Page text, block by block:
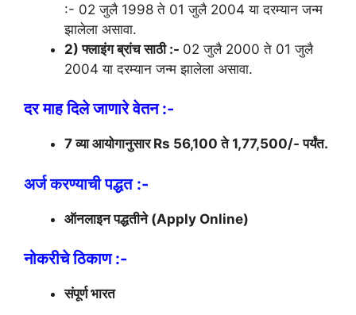
:- 02 जुलै 1998 ते 01 जुलै 2004 या दरम्यान जन्म
झालेला असावा.
2) फ्लाइंग ब्रांच साठी :- 02 जुलै 2000 ते 01 जुलै
2004 या दरम्यान जन्म झालेला असावा.
दर माह दिले जाणारे वेतन :-
7 व्या आयोगानुसार Rs 56,100 ते 1,77,500/- पर्यंत.
अर्ज करण्याची पद्धत :-
ऑनलाइन पद्धतीने (Apply Online)
नोकरीचे ठिकाण :-
संपूर्ण भारत